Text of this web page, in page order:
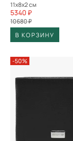
11x8x2 см
5340 ₽
10680 ₽
В КОРЗИНУ
-50%